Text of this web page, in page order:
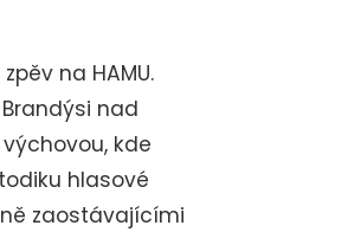
na HAMU.
nad
kde
hlasové
zaostávajícími